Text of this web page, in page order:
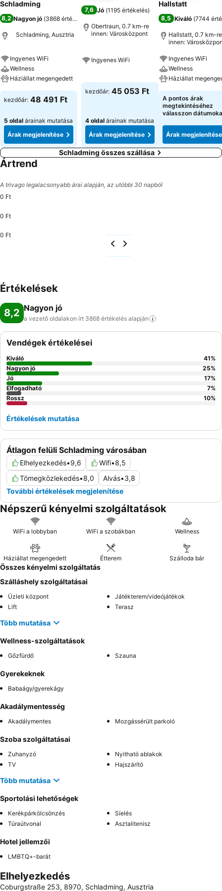
Schladming
8,2 Nagyon jó (3868 értékelés
Schladming, Ausztria
Ingyenes WiFi
Wellness
Háziállat megengedett
kezdőár: 48 491 Ft
5 oldal árainak mutatása
Árak megjelenítése
7,6 Jó (1195 értékelés)
Obertraun, 0.7 km-re
innen: Városközpont
Ingyenes WiFi
kezdőár: 45 053 Ft
4 oldal árainak mutatása
Árak megjelenítése
Hallstatt
8,5 Kiváló (7744
Hallstatt, 0.7 km-re
innen:
Ingyenes WiFi
Wellness
Háziállat
A pontos árak
megtekintéséhez
válasszon
Árak megjelenítése
Schladming összes szállása
Ártrend
A trivago legalacsonyabb árai alapján, az utóbbi 30 napból
0 Ft
0 Ft
0 Ft
Értékelések
8,2 Nagyon jó
a vezető oldalakon írt 3868 értékelés alapján
Átlagon felüli Schladming városában
Elhelyezkedés•9,6 Wifi•8,5
Tömegközlekedés•8,0 Alvás•3,8
További értékelések megjelenítése
Vendégek értékelései
Kiváló 41%
Nagyon jó
25%
Jó
17%
Elfogadható
7%
Rossz
10%
Értékelések mutatása
Népszerű kényelmi szolgáltatások
WiFi a lobbyban WiFi a szobákban Wellness
Háziállat megengedett Étterem Szálloda bár
Összes kényelmi szolgáltatás
Szálláshely szolgáltatásai
Üzleti központ
Játékterem/videójátékok
Lift
Terasz
Több mutatása
Wellness-szolgáltatások
Gőzfürdő Szauna
Gyerekeknek
Babaágy/gyerekágy
Akadálymentesség
Akadálymentes Mozgássérült parkoló
Szoba szolgáltatásai
Zuhanyzó
Nyitható ablakok
TV
Hajszárító
Több mutatása
Sportolási lehetőségek
Kerékpárkölcsönzés
Síelés
Túraútvonal
Asztalitenisz
Hotel jellemzői
LMBTQ+-barát
Elhelyezkedés
Coburgstraße 253, 8970, Schladming, Ausztria